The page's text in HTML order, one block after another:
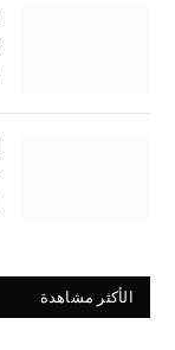
الأكثر مشاهدة